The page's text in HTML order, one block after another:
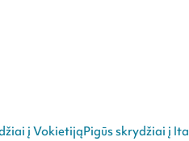
į VokietijąPigūs skrydžiai į